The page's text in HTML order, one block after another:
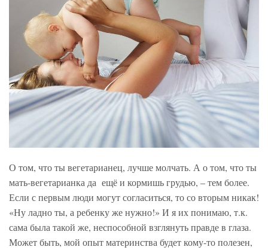
О том, что ты вегетарианец, лучше молчать. А о том, что ты
мать-вегетарианка да ещё и кормишь грудью, – тем более.
Если с первым люди могут согласиться, то со вторым никак!
«Ну ладно ты, а ребенку же нужно!» И я их понимаю, т.к.
сама была такой же, неспособной взглянуть правде в глаза.
Может быть, мой опыт материнства будет кому-то полезен,